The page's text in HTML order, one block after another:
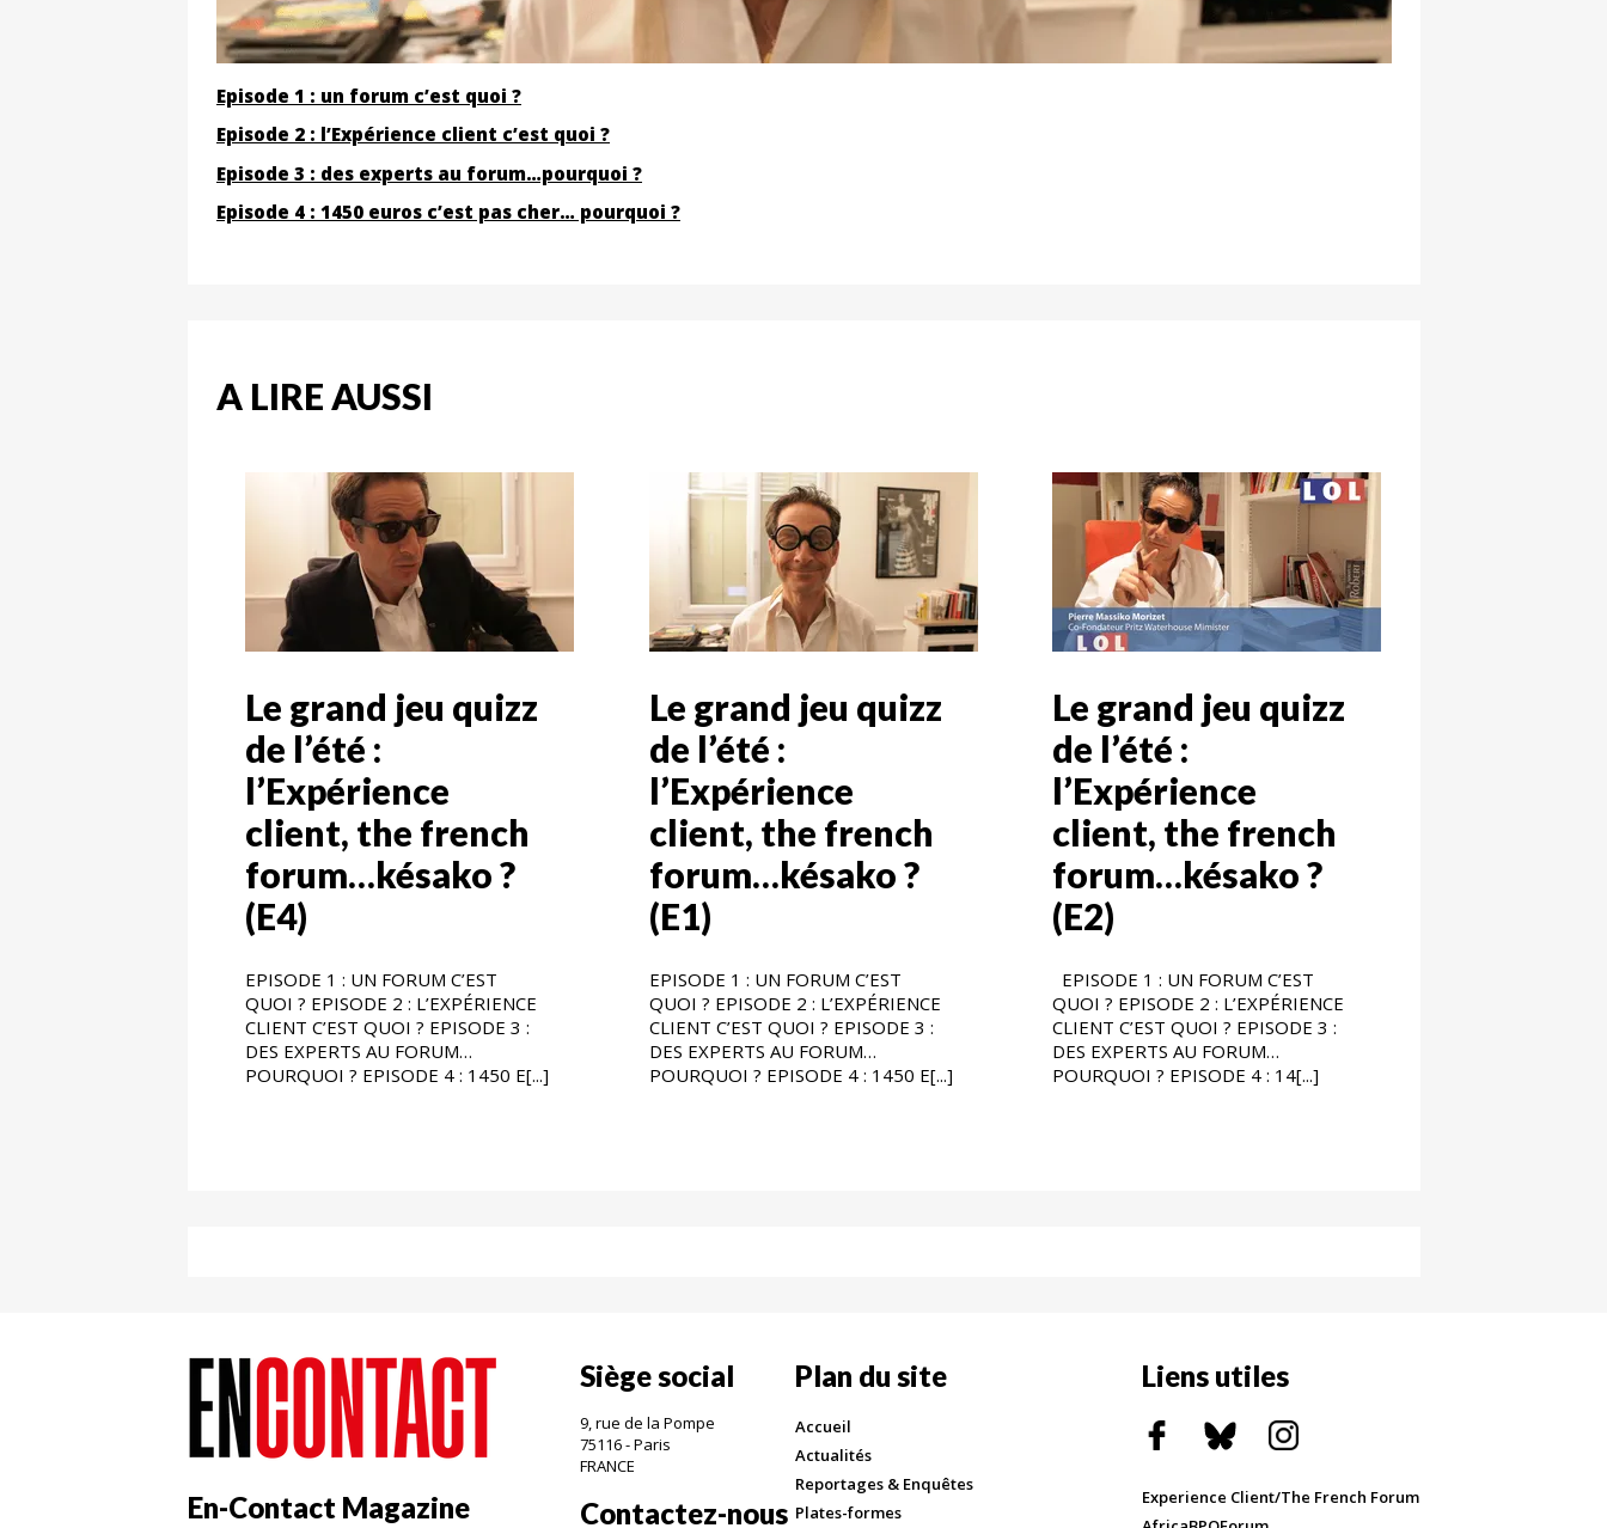
Episode 1 : un forum c’est quoi ?
Episode 2 : l’Expérience client c’est quoi ?
Episode 3 : des experts au forum…pourquoi ?
Episode 4 : 1450 euros c’est pas cher… pourquoi ?
A LIRE AUSSI
Le grand jeu quizz
de l’été :
l’Expérience
client, the french
forum…késako ?
(E4)
EPISODE 1 : UN FORUM C’EST
QUOI ? EPISODE 2 : L’EXPÉRIENCE
CLIENT C’EST QUOI ? EPISODE 3 :
DES EXPERTS AU FORUM…
POURQUOI ? EPISODE 4 : 1450 E[...]
Le grand jeu quizz
de l’été :
l’Expérience
client, the french
forum…késako ?
(E1)
EPISODE 1 : UN FORUM C’EST
QUOI ? EPISODE 2 : L’EXPÉRIENCE
CLIENT C’EST QUOI ? EPISODE 3 :
DES EXPERTS AU FORUM…
POURQUOI ? EPISODE 4 : 1450 E[...]
Le grand jeu quizz
de l’été :
l’Expérience
client, the french
forum…késako ?
(E2)
EPISODE 1 : UN FORUM C’EST
QUOI ? EPISODE 2 : L’EXPÉRIENCE
CLIENT C’EST QUOI ? EPISODE 3 :
DES EXPERTS AU FORUM…
POURQUOI ? EPISODE 4 : 14[...]
En-Contact Magazine
Siège social
9, rue de la Pompe
75116 - Paris
FRANCE
Contactez-nous
Plan du site
Accueil
Actualités
Reportages & Enquêtes
Plates-formes
Liens utiles
Experience Client/The French Forum